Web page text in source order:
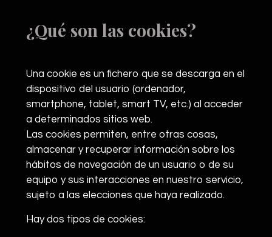
¿Qué son las cookies?
Una cookie es un fichero que se descarga en el
dispositivo del usuario (ordenador,
smartphone, tablet, smart TV, etc.) al acceder
a determinados sitios web.
Las cookies permiten, entre otras cosas,
almacenar y recuperar información sobre los
hábitos de navegación de un usuario o de su
equipo y sus interacciones en nuestro servicio,
sujeto a las elecciones que haya realizado.
Hay dos tipos de cookies: